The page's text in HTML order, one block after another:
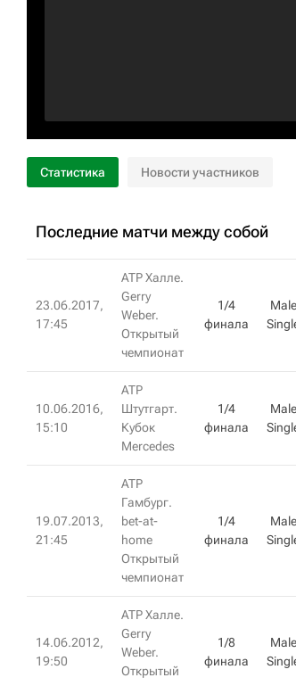
Статистика Новости участников
Последние матчи между собой
23.06.2017,
17:45
ATP Халле.
Gerry
Weber.
Открытый
чемпионат
1/4
финала
Male
10.06.2016,
15:10
ATP
Штутгарт.
Кубок
Mercedes
1/4
финала
Male
19.07.2013,
21:45
ATP
Гамбург.
bet-at-
home
Открытый
чемпионат
1/4
финала
Male
14.06.2012,
19:50
ATP Халле.
Gerry
Weber.
Открытый
1/8
финала
Male